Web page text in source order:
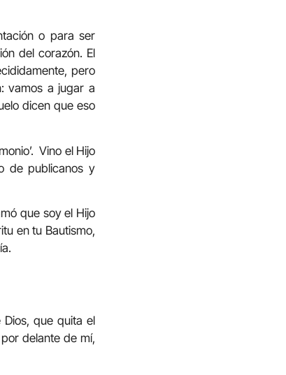
o para ser
del corazón. El
pero
vamos a jugar a
dicen que eso
Vino el Hijo
de publicanos y
que soy el Hijo
en tu Bautismo,
que quita el
delante de mí,